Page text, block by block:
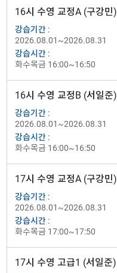
16시 수영 교정A (구강민)
강습기간 :
2026.08.01~2026.08.31
강습시간 :
화수목금 16:00~16:50
16시 수영 교정B (서일준)
강습기간 :
2026.08.01~2026.08.31
강습시간 :
화수목금 16:00~16:50
17시 수영 교정A (구강민)
강습기간 :
2026.08.01~2026.08.31
강습시간 :
화수목금 17:00~17:50
17시 수영 고급1 (서일준)